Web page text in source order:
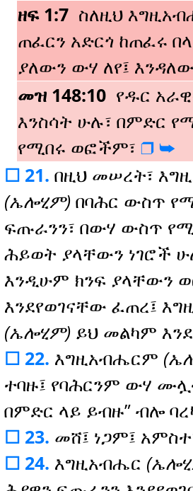
ዘፍ 1:7 ስለዚህ
ጠፈርን አድርጎ ከጠፈሩ
ያለውን ውሃ ለየ፤
መዝ 148:10 የዱር
እንስሳት ሁሉ፣ በምድር
የሚበሩ ወፎችም፣ ❒️ ➥️
☐ 21. በዚህ መሠረት፣
(ኤሎሂም) በባሕር ውስጥ
ፍጡራንን፣ በውሃ ውስጥ
ሕይወት ያላቸውን ነገሮች
እንዲሁም ክንፍ ያላቸውን
እንደየወገናቸው ፈጠረ፤
(ኤሎሂም) ይህ መልካም
☐ 22. እግዚአብሔርም
ተባዙ፤ የባሕርንም ውሃ
በምድር ላይ ይብዙ” ብሎ
☐ 23. መሸ፤ ነጋም፤
☐ 24. እግዚአብሔር